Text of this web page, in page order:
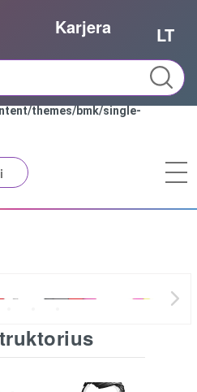
on value of type bool in
of non-object in
themes/bmk/single-
Karjera LT